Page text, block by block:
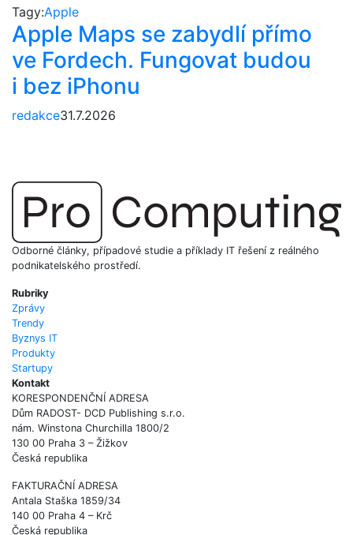
Tagy:Apple
Apple Maps se zabydlí přímo
ve Fordech. Fungovat budou
i bez iPhonu
redakce31.7.2026
Odborné články, případové studie a příklady IT řešení z reálného
podnikatelského prostředí.
Rubriky
Zprávy
Trendy
Byznys IT
Produkty
Startupy
Kontakt
KORESPONDENČNÍ ADRESA
Dům RADOST- DCD Publishing s.r.o.
nám. Winstona Churchilla 1800/2
130 00 Praha 3 – Žižkov
Česká republika
FAKTURAČNÍ ADRESA
Antala Staška 1859/34
140 00 Praha 4 – Krč
Česká republika